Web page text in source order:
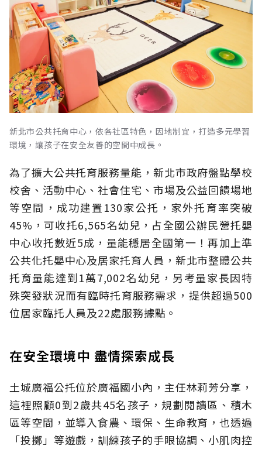
新北市公共托育中心，依各社區特色，因地制宜，打造多元學習
環境，讓孩子在安全友善的空間中成長。
為了擴大公共托育服務量能，新北市政府盤點學校
校舍、活動中心、社會住宅、市場及公益回饋場地
等空間，成功建置130家公托，家外托育率突破
45%，可收托6,565名幼兒，占全國公辦民營托嬰
中心收托數近5成，量能穩居全國第一！再加上準
公共化托嬰中心及居家托育人員，新北市整體公共
托育量能達到1萬7,002名幼兒，另考量家長因特
殊突發狀況而有臨時托育服務需求，提供超過500
位居家臨托人員及22處服務據點。
在安全環境中 盡情探索成長
土城廣福公托位於廣福國小內，主任林莉芳分享，
這裡照顧0到2歲共45名孩子，規劃閱讀區、積木
區等空間，並導入食農、環保、生命教育，也透過
「投擲」等遊戲，訓練孩子的手眼協調、小肌肉控